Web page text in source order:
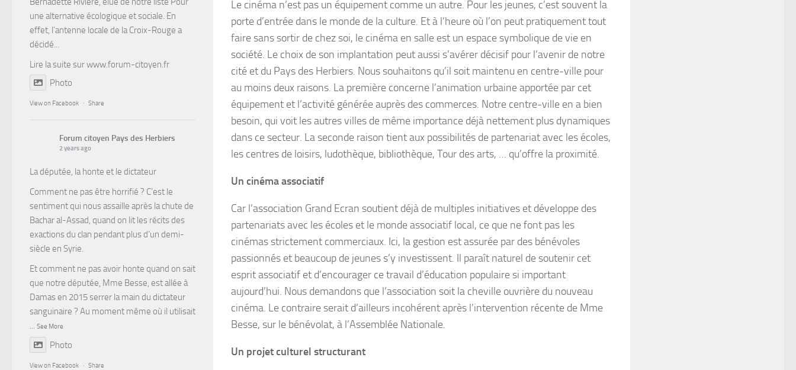
Le cinéma n’est pas un équipement comme un autre. Pour les jeunes, c’est souvent la
porte d’entrée dans le monde de la culture. Et à l’heure où l’on peut pratiquement tout
faire sans sortir de chez soi, le cinéma en salle est un espace symbolique de vie en
société. Le choix de son implantation peut aussi s’avérer décisif pour l’avenir de notre
cité et du Pays des Herbiers. Nous souhaitons qu’il soit maintenu en centre-ville pour
au moins deux raisons. La première concerne l’animation urbaine apportée par cet
équipement et l’activité générée auprès des commerces. Notre centre-ville en a bien
besoin, qui voit les autres villes de même importance déjà nettement plus dynamiques
dans ce secteur. La seconde raison tient aux possibilités de partenariat avec les écoles,
les centres de loisirs, ludothèque, bibliothèque, Tour des arts, … qu’offre la proximité.
Un cinéma associatif
Car l’association Grand Ecran soutient déjà de multiples initiatives et développe des
partenariats avec les écoles et le monde associatif local, ce que ne font pas les
cinémas strictement commerciaux. Ici, la gestion est assurée par des bénévoles
passionnés et beaucoup de jeunes s’y investissent. Il paraît naturel de soutenir cet
esprit associatif et d’encourager ce travail d’éducation populaire si important
aujourd’hui. Nous demandons que l’association soit la cheville ouvrière du nouveau
cinéma. Le contraire serait d’ailleurs incohérent après l’intervention récente de Mme
Besse, sur le bénévolat, à l’Assemblée Nationale.
Un projet culturel structurant
une alternative écologique et sociale. En
effet, l’antenne locale de la Croix-Rouge a
décidé...
Lire la suite surwww.forum-citoyen.fr
Photo
View on Facebook · Share
Forum citoyen Pays des Herbiers
2 years ago
La députée, la honte et le dictateur
Comment ne pas être horrifié ? C’est le
sentiment qui nous assaille après la chute de
Bachar al-Assad, quand on lit les récits des
exactions du clan pendant plus d’un demi-
siècle en Syrie.
Et comment ne pas avoir honte quand on sait
que notre députée, Mme Besse, est allée à
Damas en 2015 serrer la main du dictateur
sanguinaire ? Au moment même où il utilisait
... See More
Photo
View on Facebook · Share